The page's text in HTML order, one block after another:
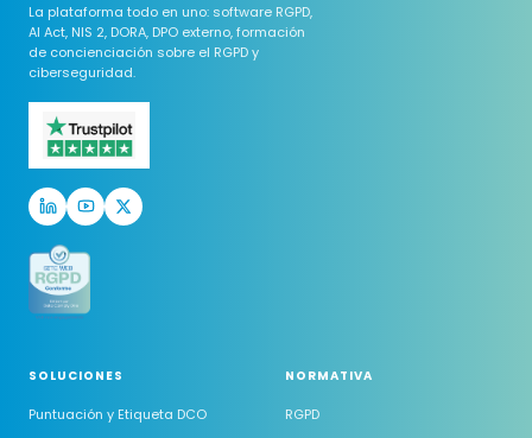
La plataforma todo en uno: software RGPD,
AI Act, NIS 2, DORA, DPO externo, formación
de concienciación sobre el RGPD y
ciberseguridad.
SOLUCIONES
Puntuación y Etiqueta DCO
NORMATIVA
RGPD